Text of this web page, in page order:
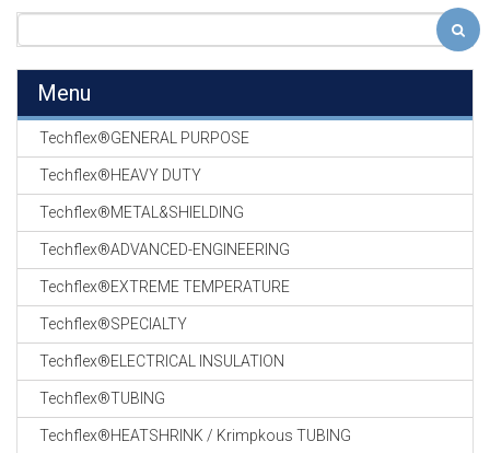
Menu
Techflex®GENERAL PURPOSE
Techflex®HEAVY DUTY
Techflex®METAL&SHIELDING
Techflex®ADVANCED-ENGINEERING
Techflex®EXTREME TEMPERATURE
Techflex®SPECIALTY
Techflex®ELECTRICAL INSULATION
Techflex®TUBING
Techflex®HEATSHRINK / Krimpkous TUBING